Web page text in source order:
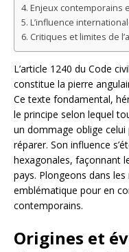
Enjeux contemporains
L’influence
Critiques et limites de
L’article 1240 du Code
constitue la pierre
Ce texte fondamental,
le principe selon lequel
un dommage oblige
réparer. Son influence
hexagonales, façonnant
pays. Plongeons dans
emblématique pour en
contemporains.
Origines et